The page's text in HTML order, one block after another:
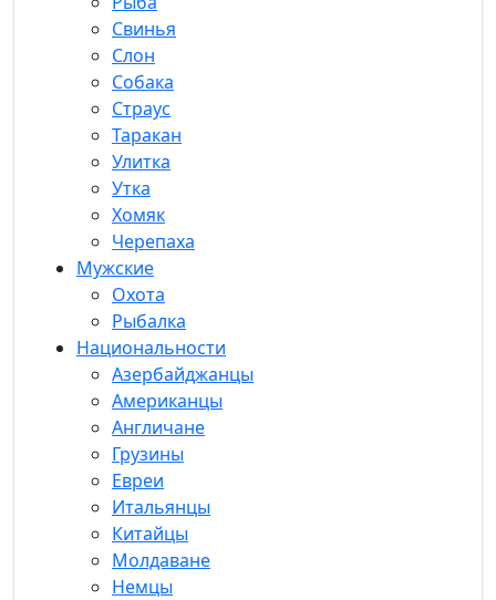
Свинья
Слон
Собака
Страус
Таракан
Улитка
Утка
Хомяк
Черепаха
Мужские
Охота
Рыбалка
Национальности
Азербайджанцы
Американцы
Англичане
Грузины
Евреи
Итальянцы
Китайцы
Молдаване
Немцы